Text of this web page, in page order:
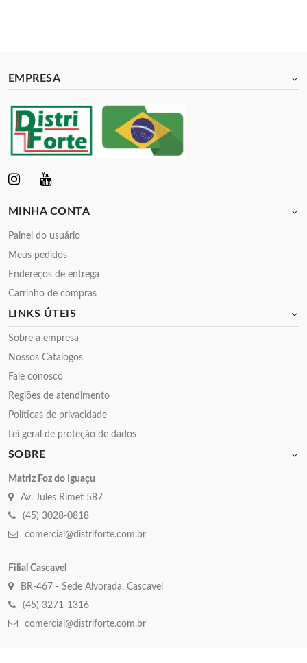
EMPRESA
MINHA CONTA
Painel do usuário
Meus pedidos
Endereços de entrega
Carrinho de compras
LINKS ÚTEIS
Sobre a empresa
Nossos Catalogos
Fale conosco
Regiões de atendimento
Políticas de privacidade
Lei geral de proteção de dados
SOBRE
Matriz Foz do Iguaçu
Av. Jules Rimet 587
(45) 3028-0818
comercial@distriforte.com.br
Filial Cascavel
BR-467 - Sede Alvorada, Cascavel
(45) 3271-1316
comercial@distriforte.com.br